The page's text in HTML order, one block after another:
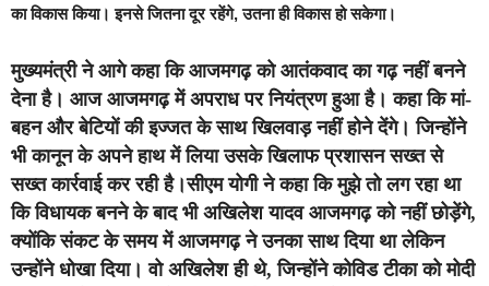
का विकास किया। इनसे जितना दूर रहेंगे, उतना ही विकास हो सकेगा।
मुख्यमंत्री ने आगे कहा कि आजमगढ़ को आतंकवाद का गढ़ नहीं बनने
देना है। आज आजमगढ़ में अपराध पर नियंत्रण हुआ है। कहा कि मां-
बहन और बेटियों की इज्जत के साथ खिलवाड़ नहीं होने देंगे। जिन्होंने
भी कानून के अपने हाथ में लिया उसके खिलाफ प्रशासन सख्त से
सख्त कार्रवाई कर रही है।सीएम योगी ने कहा कि मुझे तो लग रहा था
कि विधायक बनने के बाद भी अखिलेश यादव आजमगढ़ को नहीं छोड़ेंगे,
क्योंकि संकट के समय में आजमगढ़ ने उनका साथ दिया था लेकिन
उन्होंने धोखा दिया। वो अखिलेश ही थे, जिन्होंने कोविड टीका को मोदी